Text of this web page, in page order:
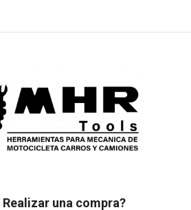
Realizar una compra?